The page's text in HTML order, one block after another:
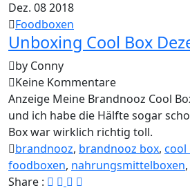
Dez. 082018
Foodboxen
Unboxing Cool Box
by Conny
Keine Kommentare
Anzeige Meine Brandnooz Cool
und ich habe die Hälfte sogar
Box war wirklich richtig toll.
brandnooz, brandnooz box, cool
foodboxen, nahrungsmittelboxen,
Share :